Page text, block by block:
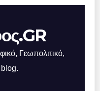
Γεωπολιτικό,
blog.